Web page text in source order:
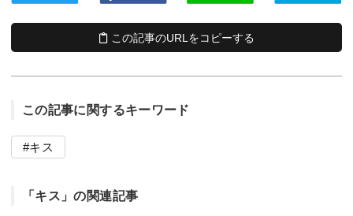
この記事のURLをコピーする
この記事に関するキーワード
キス
「キス」の関連記事